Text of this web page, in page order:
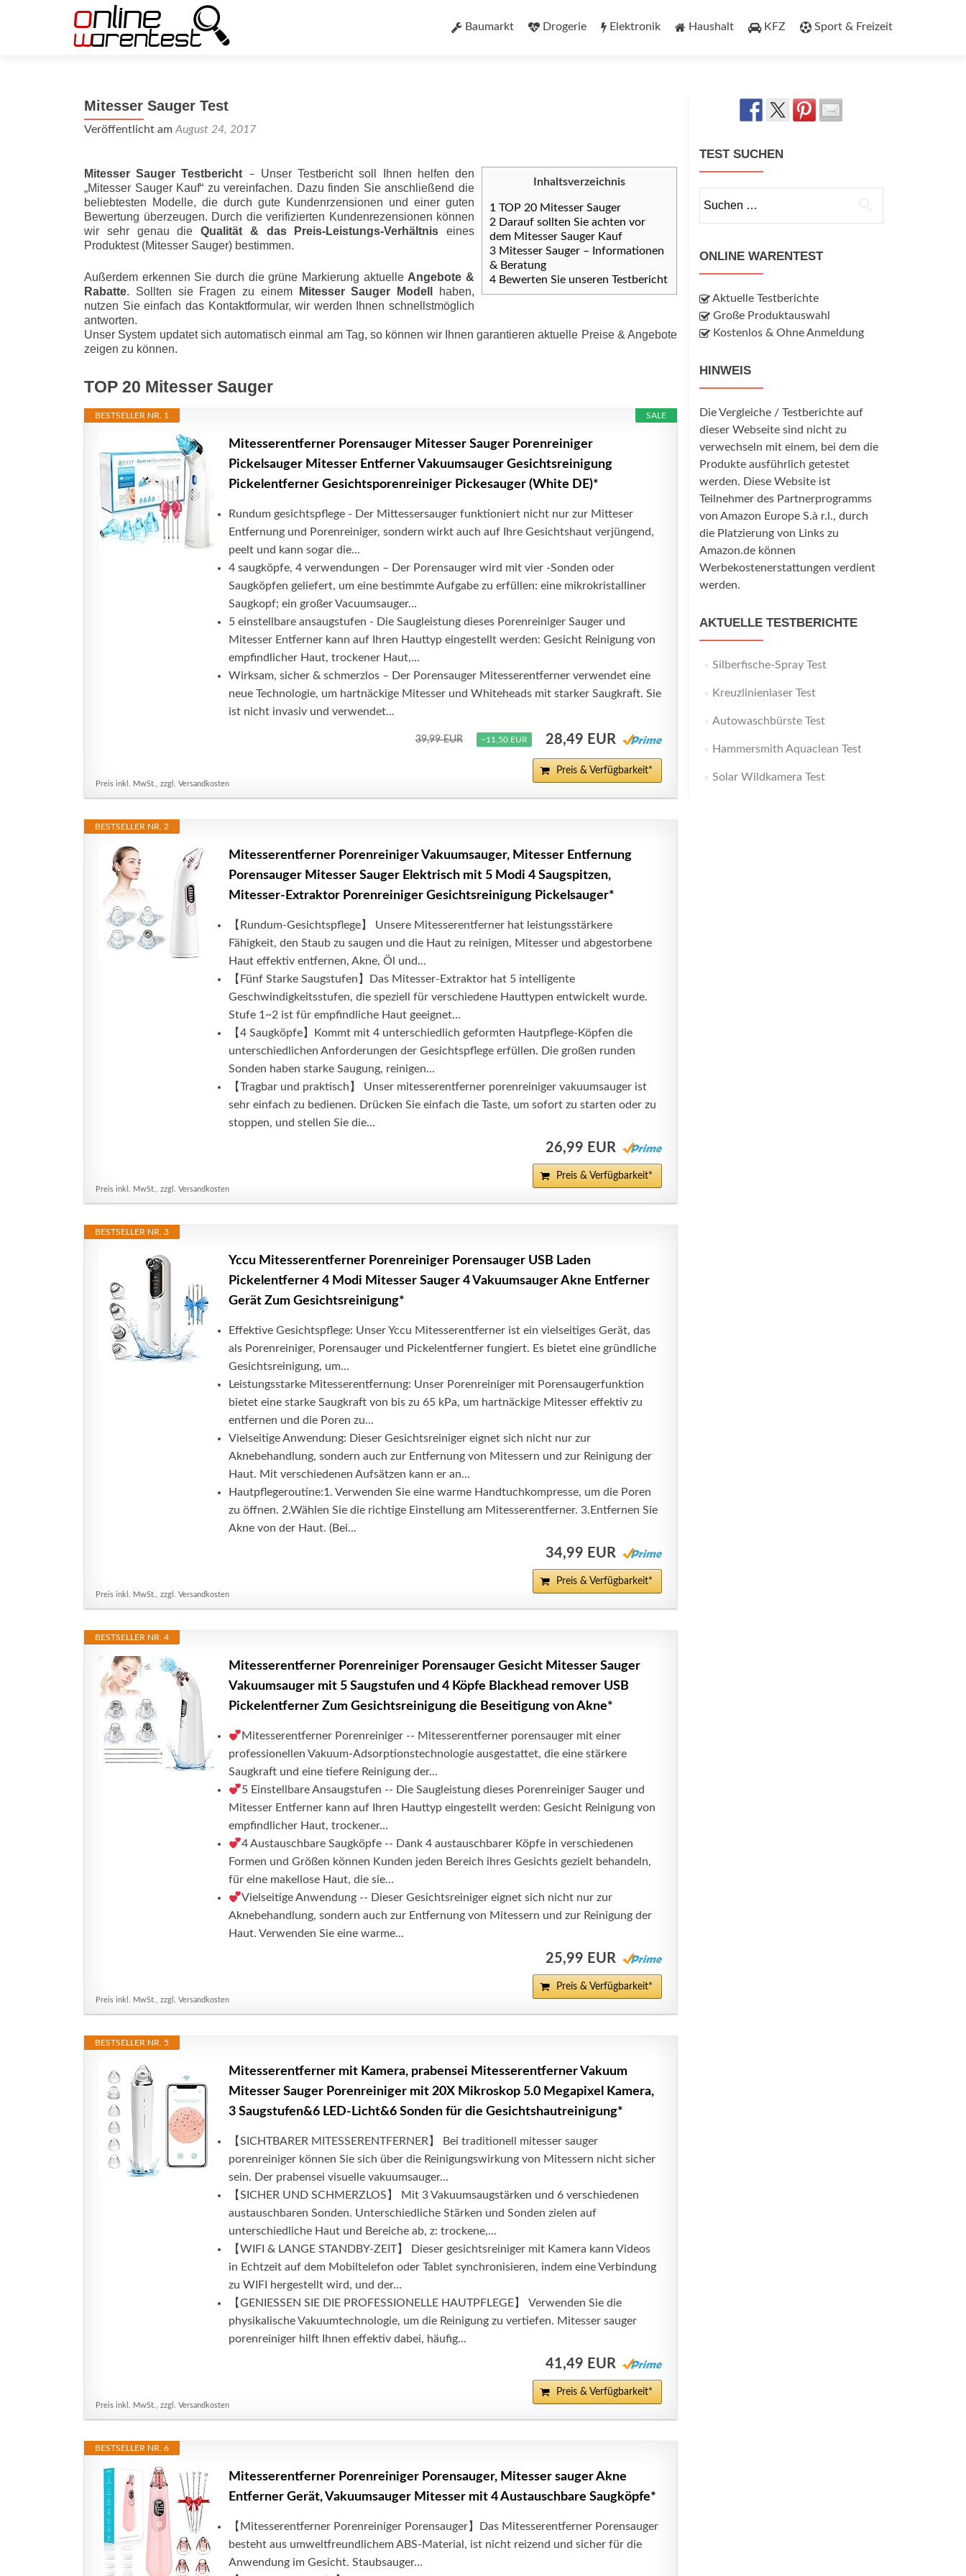
InhaltBaumarkt Drogerie Elektronik Haushalt KFZ Sport & Freizeit
Mitesser Sauger Test
Veröffentlicht am August 24, 2017
Inhaltsverzeichnis
1 TOP 20 Mitesser Sauger
2 Darauf sollten Sie achten vor
dem Mitesser Sauger Kauf
3 Mitesser Sauger – Informationen
& Beratung
4 Bewerten Sie unseren Testbericht
Mitesser Sauger Testbericht – Unser Testbericht soll Ihnen helfen den
„Mitesser Sauger Kauf“ zu vereinfachen. Dazu finden Sie anschließend die
beliebtesten Modelle, die durch gute Kundenrzensionen und einer guten
Bewertung überzeugen. Durch die verifizierten Kundenrezensionen können
wir sehr genau die Qualität & das Preis-Leis­tungs-Ver­hält­nis eines
Produktest (Mitesser Sauger) bestimmen.
Außerdem erkennen Sie durch die grüne Markierung aktuelle Angebote &
Rabatte. Sollten sie Fragen zu einem Mitesser Sauger Modell
haben,
nutzen Sie einfach das Kontaktformular, wir werden Ihnen schnellstmöglich
antworten.
Unser System updatet sich automatisch einmal am Tag, so können wir Ihnen garantieren aktuelle Preise & Angebote
zeigen zu können.
TOP 20 Mitesser Sauger
SALE
BESTSELLER NR. 1
Mitesserentferner Porensauger Mitesser Sauger Porenreiniger
Pickelsauger Mitesser Entferner Vakuumsauger Gesichtsreinigung
Pickelentferner Gesichtsporenreiniger Pickesauger (White DE)*
Rundum gesichtspflege - Der Mittessersauger funktioniert nicht nur zur Mitteser
Entfernung und Porenreiniger, sondern wirkt auch auf Ihre Gesichtshaut verjüngend,
peelt und kann sogar die...
4 saugköpfe, 4 verwendungen – Der Porensauger wird mit vier -Sonden oder
Saugköpfen geliefert, um eine bestimmte Aufgabe zu erfüllen: eine mikrokristalliner
Saugkopf; ein großer Vacuumsauger...
5 einstellbare ansaugstufen - Die Saugleistung dieses Porenreiniger Sauger und
Mitesser Entferner kann auf Ihren Hauttyp eingestellt werden: Gesicht Reinigung von
empfindlicher Haut, trockener Haut,...
Wirksam, sicher & schmerzlos – Der Porensauger Mitesserentferner verwendet eine
neue Technologie, um hartnäckige Mitesser und Whiteheads mit starker Saugkraft. Sie
ist nicht invasiv und verwendet...
39,99 EUR −11,50 EUR 28,49 EUR
Preis & Verfügbarkeit*
Preis inkl. MwSt., zzgl. Versandkosten
BESTSELLER NR. 2
Mitesserentferner Porenreiniger Vakuumsauger, Mitesser Entfernung
Porensauger Mitesser Sauger Elektrisch mit 5 Modi 4 Saugspitzen,
Mitesser-Extraktor Porenreiniger Gesichtsreinigung Pickelsauger*
【Rundum-Gesichtspflege】 Unsere Mitesserentferner hat leistungsstärkere
Fähigkeit, den Staub zu saugen und die Haut zu reinigen, Mitesser und abgestorbene
Haut effektiv entfernen, Akne, Öl und...
【Fünf Starke Saugstufen】Das Mitesser-Extraktor hat 5 intelligente
Geschwindigkeitsstufen, die speziell für verschiedene Hauttypen entwickelt wurde.
Stufe 1~2 ist für empfindliche Haut geeignet...
【4 Saugköpfe】Kommt mit 4 unterschiedlich geformten Hautpflege-Köpfen die
unterschiedlichen Anforderungen der Gesichtspflege erfüllen. Die großen runden
Sonden haben starke Saugung, reinigen...
【Tragbar und praktisch】 Unser mitesserentferner porenreiniger vakuumsauger ist
sehr einfach zu bedienen. Drücken Sie einfach die Taste, um sofort zu starten oder zu
stoppen, und stellen Sie die...
26,99 EUR
Preis & Verfügbarkeit*
Preis inkl. MwSt., zzgl. Versandkosten
BESTSELLER NR. 3
Yccu Mitesserentferner Porenreiniger Porensauger USB Laden
Pickelentferner 4 Modi Mitesser Sauger 4 Vakuumsauger Akne Entferner
Gerät Zum Gesichtsreinigung*
Effektive Gesichtspflege: Unser Yccu Mitesserentferner ist ein vielseitiges Gerät, das
als Porenreiniger, Porensauger und Pickelentferner fungiert. Es bietet eine gründliche
Gesichtsreinigung, um...
Leistungsstarke Mitesserentfernung: Unser Porenreiniger mit Porensaugerfunktion
bietet eine starke Saugkraft von bis zu 65 kPa, um hartnäckige Mitesser effektiv zu
entfernen und die Poren zu...
Vielseitige Anwendung: Dieser Gesichtsreiniger eignet sich nicht nur zur
Aknebehandlung, sondern auch zur Entfernung von Mitessern und zur Reinigung der
Haut. Mit verschiedenen Aufsätzen kann er an...
Hautpflegeroutine:1. Verwenden Sie eine warme Handtuchkompresse, um die Poren
zu öffnen. 2.Wählen Sie die richtige Einstellung am Mitesserentferner. 3.Entfernen Sie
Akne von der Haut. (Bei...
34,99 EUR
Preis & Verfügbarkeit*
Preis inkl. MwSt., zzgl. Versandkosten
BESTSELLER NR. 4
Mitesserentferner Porenreiniger Porensauger Gesicht Mitesser Sauger
Vakuumsauger mit 5 Saugstufen und 4 Köpfe Blackhead remover USB
Pickelentferner Zum Gesichtsreinigung die Beseitigung von Akne*
Mitesserentferner Porenreiniger -- Mitesserentferner porensauger mit einer
professionellen Vakuum-Adsorptionstechnologie ausgestattet, die eine stärkere
Saugkraft und eine tiefere Reinigung der...
5 Einstellbare Ansaugstufen -- Die Saugleistung dieses Porenreiniger Sauger und
Mitesser Entferner kann auf Ihren Hauttyp eingestellt werden: Gesicht Reinigung von
empfindlicher Haut, trockener...
4 Austauschbare Saugköpfe -- Dank 4 austauschbarer Köpfe in verschiedenen
Formen und Größen können Kunden jeden Bereich ihres Gesichts gezielt behandeln,
für eine makellose Haut, die sie...
Vielseitige Anwendung -- Dieser Gesichtsreiniger eignet sich nicht nur zur
Aknebehandlung, sondern auch zur Entfernung von Mitessern und zur Reinigung der
Haut. Verwenden Sie eine warme...
25,99 EUR
Preis & Verfügbarkeit*
Preis inkl. MwSt., zzgl. Versandkosten
BESTSELLER NR. 5
Mitesserentferner mit Kamera, prabensei Mitesserentferner Vakuum
Mitesser Sauger Porenreiniger mit 20X Mikroskop 5.0 Megapixel Kamera,
3 Saugstufen&6 LED-Licht&6 Sonden für die Gesichtshautreinigung*
【SICHTBARER MITESSERENTFERNER】 Bei traditionell mitesser sauger
porenreiniger können Sie sich über die Reinigungswirkung von Mitessern nicht sicher
sein. Der prabensei visuelle vakuumsauger...
【SICHER UND SCHMERZLOS】 Mit 3 Vakuumsaugstärken und 6 verschiedenen
austauschbaren Sonden. Unterschiedliche Stärken und Sonden zielen auf
unterschiedliche Haut und Bereiche ab, z: trockene,...
【WIFI & LANGE STANDBY-ZEIT】 Dieser gesichtsreiniger mit Kamera kann Videos
in Echtzeit auf dem Mobiltelefon oder Tablet synchronisieren, indem eine Verbindung
zu WIFI hergestellt wird, und der...
【GENIESSEN SIE DIE PROFESSIONELLE HAUTPFLEGE】 Verwenden Sie die
physikalische Vakuumtechnologie, um die Reinigung zu vertiefen. Mitesser sauger
porenreiniger hilft Ihnen effektiv dabei, häufig...
41,49 EUR
Preis & Verfügbarkeit*
Preis inkl. MwSt., zzgl. Versandkosten
BESTSELLER NR. 6
Mitesserentferner Porenreiniger Porensauger, Mitesser sauger Akne
Entferner Gerät, Vakuumsauger Mitesser mit 4 Austauschbare Saugköpfe*
【Mitesserentferner Porenreiniger Porensauger】Das Mitesserentferner Porensauger
besteht aus umweltfreundlichem ABS-Material, ist nicht reizend und sicher für die
Anwendung im Gesicht. Staubsauger...
TEST SUCHEN
nach:
ONLINE WARENTEST
Aktuelle Testberichte
Große Produktauswahl
Kostenlos & Ohne Anmeldung
HINWEIS
Die Vergleiche / Testberichte auf
dieser Webseite sind nicht zu
verwechseln mit einem, bei dem die
Produkte ausführlich getestet
werden. Diese Website ist
Teilnehmer des Partnerprogramms
von Amazon Europe S.à r.l., durch
die Platzierung von Links zu
Amazon.de können
Werbekostenerstattungen verdient
werden.
AKTUELLE TESTBERICHTE
Silberfische-Spray Test
Kreuzlinienlaser Test
Autowaschbürste Test
Hammersmith Aquaclean Test
Solar Wildkamera Test